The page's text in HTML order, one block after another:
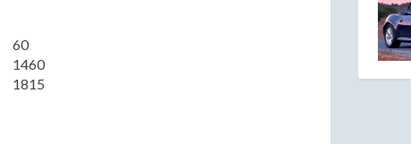
60
1460
1815